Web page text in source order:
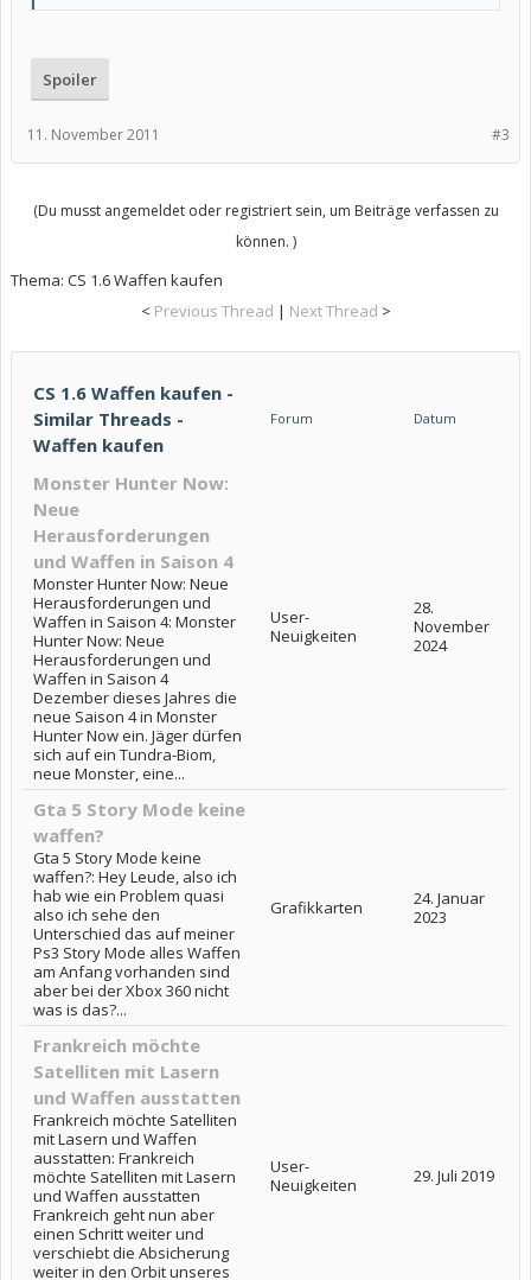
Spoiler
#3
11. November 2011
(Du musst angemeldet oder registriert sein, um Beiträge verfassen zu
können. )
Thema: CS 1.6 Waffen kaufen
< Previous Thread | Next Thread >
CS 1.6 Waffen kaufen -
Similar Threads -
Waffen kaufen
Forum Datum
Monster Hunter Now:
Neue
Herausforderungen
und Waffen in Saison 4
Monster Hunter Now: Neue
Herausforderungen und
Waffen in Saison 4: Monster
Hunter Now: Neue
Herausforderungen und
Waffen in Saison 4
Dezember dieses Jahres die
neue Saison 4 in Monster
Hunter Now ein. Jäger dürfen
sich auf ein Tundra-Biom,
neue Monster, eine...
User-
Neuigkeiten
28.
November
2024
Gta 5 Story Mode keine
waffen?
Gta 5 Story Mode keine
waffen?: Hey Leude, also ich
hab wie ein Problem quasi
also ich sehe den
Unterschied das auf meiner
Ps3 Story Mode alles Waffen
am Anfang vorhanden sind
aber bei der Xbox 360 nicht
was is das?...
Grafikkarten
24. Januar
2023
Frankreich möchte
Satelliten mit Lasern
und Waffen ausstatten
Frankreich möchte Satelliten
mit Lasern und Waffen
ausstatten: Frankreich
möchte Satelliten mit Lasern
und Waffen ausstatten
Frankreich geht nun aber
einen Schritt weiter und
verschiebt die Absicherung
weiter in den Orbit unseres
User-
Neuigkeiten
29. Juli 2019